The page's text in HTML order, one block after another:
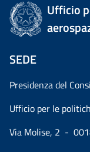
Ufficio
SEDE
Presidenza del
Ufficio per le
Via Molise, 2 -